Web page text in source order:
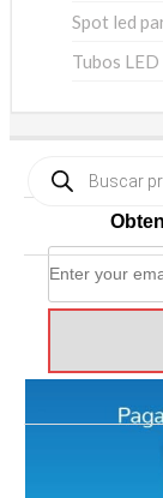
Spot led
Tubos
productos